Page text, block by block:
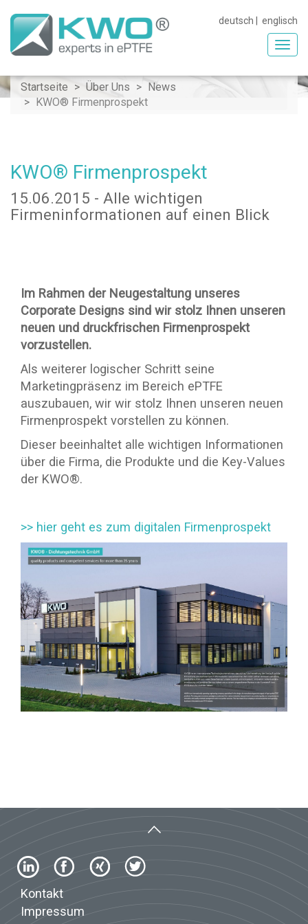
deutsch englisch
Startseite Über Uns
News
KWO® Firmenprospekt
KWO® Firmenprospekt
15.06.2015 - Alle wichtigen
Firmeninformationen auf einen Blick
Im Rahmen der Neugestaltung unseres
Corporate Designs sind wir stolz Ihnen unseren
neuen und druckfrischen Firmenprospekt
vorzustellen.
Als weiterer logischer Schritt seine
Marketingpräsenz im Bereich ePTFE
auszubauen, wir wir stolz Ihnen unseren neuen
Firmenprospekt vorstellen zu können.
Dieser beeinhaltet alle wichtigen Informationen
über die Firma, die Produkte und die Key-Values
der KWO®.
>> hier geht es zum digitalen Firmenprospekt
Kontakt
Impressum